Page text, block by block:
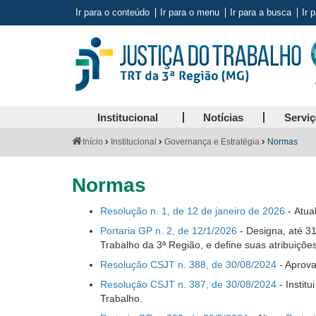
Ir para o conteúdo Ir para o menu Ir para a busca Ir
Institucional Notícias
VocêInício Institucional Governança e Estratégia Normas
Normas
Resolução n. 1, de 12 de janeiro de 2026 -
Portaria GP n. 2, de 12/1/2026 - Designa, até
Trabalho da 3ª Região, e define suas
Resolução CSJT n. 388, de 30/08/2024 -
Resolução CSJT n. 387, de 30/08/2024 -
Trabalho.